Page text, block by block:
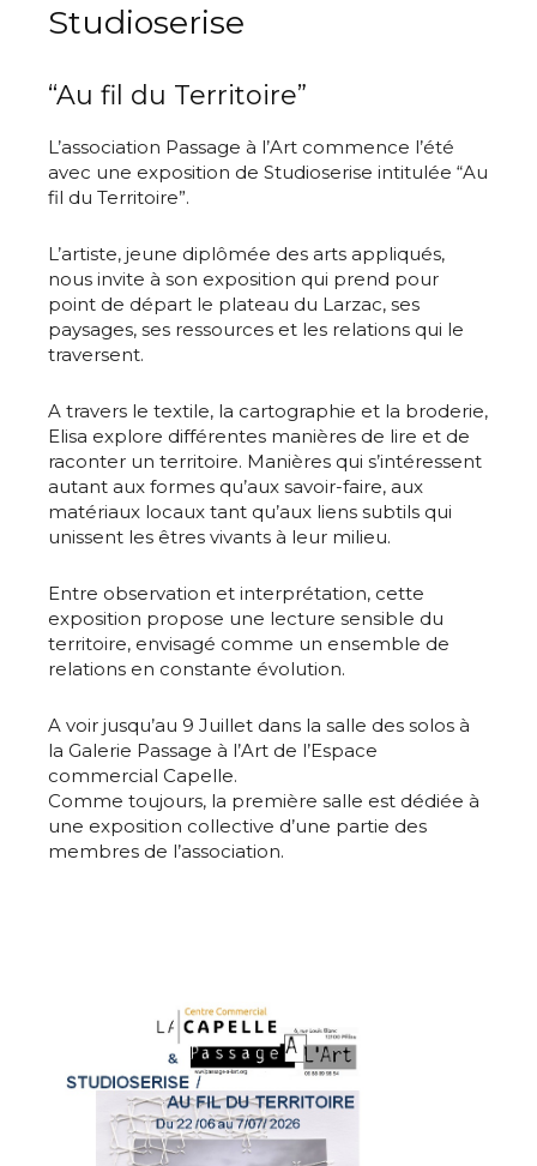
Adresse email*
Studioserise
“Au fil du Territoire”
L’association Passage à l’Art commence l’été
avec une exposition de Studioserise intitulée “Au
fil du Territoire”.
L’artiste, jeune diplômée des arts appliqués,
nous invite à son exposition qui prend pour
point de départ le plateau du Larzac, ses
paysages, ses ressources et les relations qui le
traversent.
A travers le textile, la cartographie et la broderie,
Elisa explore différentes manières de lire et de
raconter un territoire. Manières qui s’intéressent
autant aux formes qu’aux savoir-faire, aux
matériaux locaux tant qu’aux liens subtils qui
unissent les êtres vivants à leur milieu.
Entre observation et interprétation, cette
exposition propose une lecture sensible du
territoire, envisagé comme un ensemble de
relations en constante évolution.
A voir jusqu’au 9 Juillet dans la salle des solos à
la Galerie Passage à l’Art de l’Espace
commercial Capelle.
Comme toujours, la première salle est dédiée à
une exposition collective d’une partie des
membres de l’association.